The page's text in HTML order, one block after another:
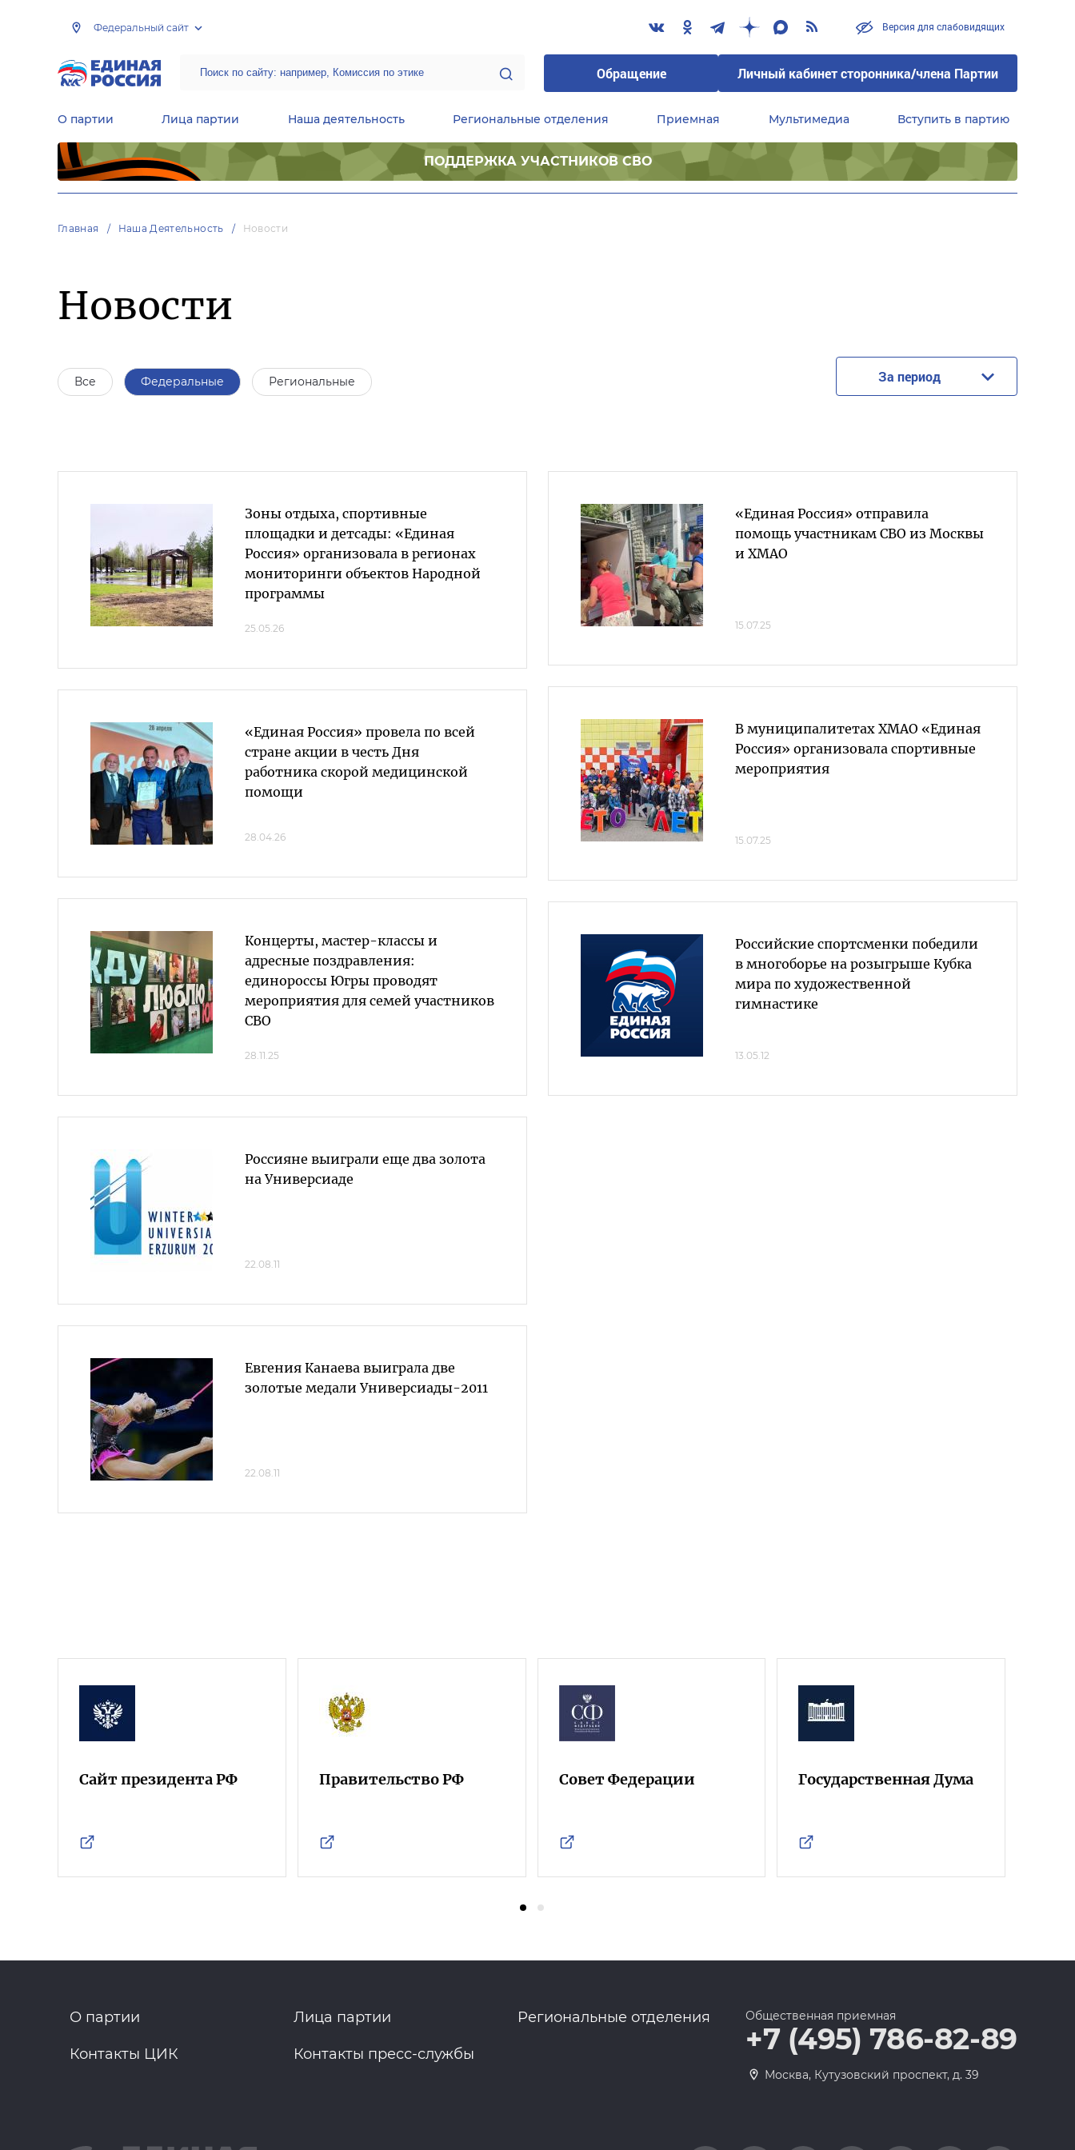
Федеральный сайт Версия для слабовидящих
Обращение Личный кабинет сторонника/члена Партии
О партии Лица партии Наша деятельность Региональные отделения Приемная Мультимедиа Вступить в партию
ПОДДЕРЖКА УЧАСТНИКОВ СВО
Главная Наша Деятельность Новости
Новости
Все Федеральные Региональные За период
Зоны отдыха, спортивные
площадки и детсады: «Единая
Россия» организовала в регионах
мониторинги объектов Народной
программы
25.05.26
«Единая Россия» провела по всей
стране акции в честь Дня
работника скорой медицинской
помощи
28.04.26
Концерты, мастер-классы и
адресные поздравления:
единороссы Югры проводят
мероприятия для семей участников
СВО
28.11.25
«Единая Россия» отправила
помощь участникам СВО из Москвы
и ХМАО
15.07.25
В муниципалитетах ХМАО «Единая
Россия» организовала спортивные
мероприятия
15.07.25
Российские спортсменки победили
в многоборье на розыгрыше Кубка
мира по художественной
гимнастике
13.05.12
Россияне выиграли еще два золота
на Универсиаде
22.08.11
Евгения Канаева выиграла две
золотые медали Универсиады-2011
22.08.11
Сайт президента РФ Правительство РФ Совет Федерации Государственная Дума
О партии Лица партии Региональные отделения
Контакты ЦИК Контакты пресс-службы
Общественная приемная
+7 (495) 786-82-89
Москва, Кутузовский проспект, д. 39